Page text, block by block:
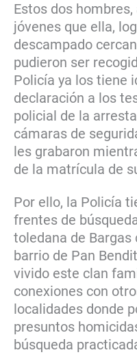
Estos dos
jóvenes que ella,
descampado
pudieron ser
Policía ya los tiene
declaración a los
policial de la
cámaras de
les grabaron
de la matrícula de
Por ello, la Policía
frentes de
toledana de
barrio de Pan
vivido este clan
conexiones con
localidades donde
presuntos
búsqueda